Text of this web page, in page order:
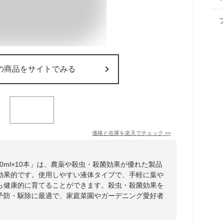
商品をサイトでみる
価格と在庫を楽天でチェック >>
本」は、農薬や殺虫・殺菌効果が優れた製品
的です。使用しやすい液体タイプで、手軽に葉や
康的に育てることができます。殺虫・殺菌効果を
・駆除に最適で、家庭菜園やガーデニング愛好者